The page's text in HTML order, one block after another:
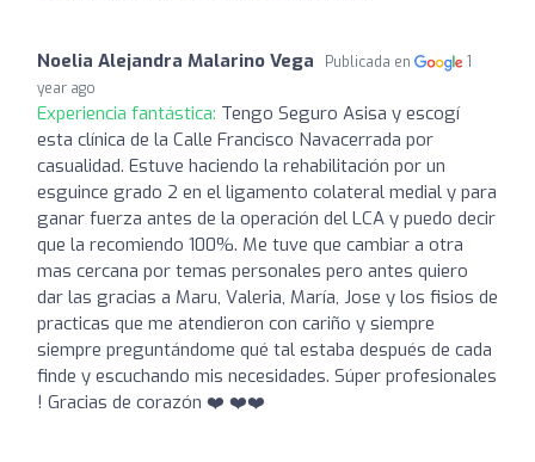
Noelia Alejandra Malarino Vega Publicada en
1
year ago
Experiencia fantástica: Tengo Seguro Asisa y escogí
esta clínica de la Calle Francisco Navacerrada por
casualidad. Estuve haciendo la rehabilitación por un
esguince grado 2 en el ligamento colateral medial y para
ganar fuerza antes de la operación del LCA y puedo decir
que la recomiendo 100%. Me tuve que cambiar a otra
mas cercana por temas personales pero antes quiero
dar las gracias a Maru, Valeria, María, Jose y los fisios de
practicas que me atendieron con cariño y siempre
siempre preguntándome qué tal estaba después de cada
finde y escuchando mis necesidades. Súper profesionales
! Gracias de corazón ❤️ ❤️❤️